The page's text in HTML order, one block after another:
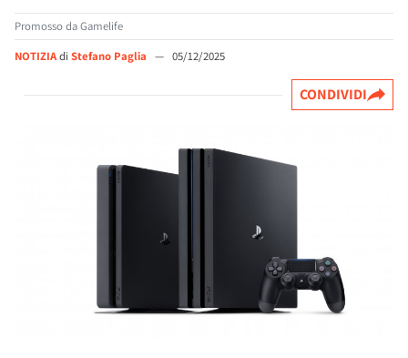
NOTIZIAdi Stefano Paglia — 05/12/2025
Promosso da Gamelife
CONDIVIDI